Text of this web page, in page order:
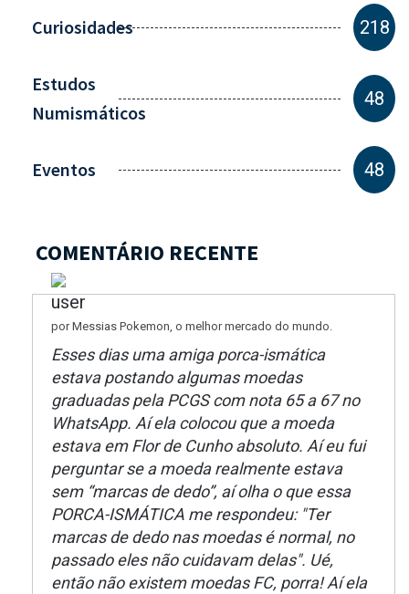
Curiosidades 218
Estudos
Numismáticos
48
Eventos 48
COMENTÁRIO RECENTE
por Messias Pokemon, o melhor mercado do mundo.
Esses dias uma amiga porca-ismática
estava postando algumas moedas
graduadas pela PCGS com nota 65 a 67 no
WhatsApp. Aí ela colocou que a moeda
estava em Flor de Cunho absoluto. Aí eu fui
perguntar se a moeda realmente estava
sem “marcas de dedo”, aí olha o que essa
PORCA-ISMÁTICA me respondeu: "Ter
marcas de dedo nas moedas é normal, no
passado eles não cuidavam delas". Ué,
então não existem moedas FC, porra! Aí ela